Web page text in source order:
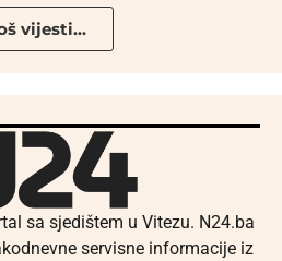
vijesti...
sa sjedištem u Vitezu. N24.ba
servisne informacije iz